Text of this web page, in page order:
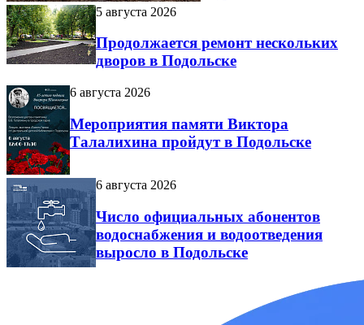
5 августа 2026
Продолжается ремонт нескольких
дворов в Подольске
6 августа 2026
Мероприятия памяти Виктора
Талалихина пройдут в Подольске
6 августа 2026
Число официальных абонентов
водоснабжения и водоотведения
выросло в Подольске